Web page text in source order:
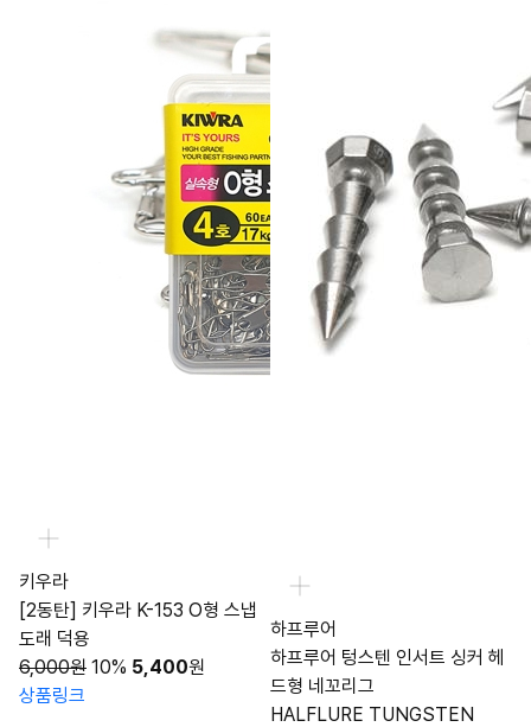
키우라
[2동탄] 키우라 K-153 O형 스냅
도래 덕용
6,000원 10% 5,400원
상품링크
하프루어
하프루어 텅스텐 인서트 싱커 헤
드형 네꼬리그
HALFLURE TUNGSTEN